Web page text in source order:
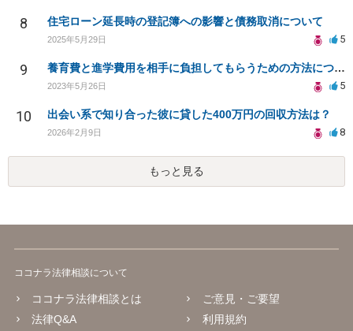
8 住宅ローン延長時の登記簿への影響と債務取消について
2025年5月29日 5
9 養育費と進学費用を相手に負担してもらうための方法について
2023年5月26日 5
10 出会い系で知り合った彼に貸した400万円の回収方法は？
2026年2月9日 8
もっと見る
ココナラ法律相談について
ココナラ法律相談とは
法律Q&A
ご意見・ご要望
利用規約